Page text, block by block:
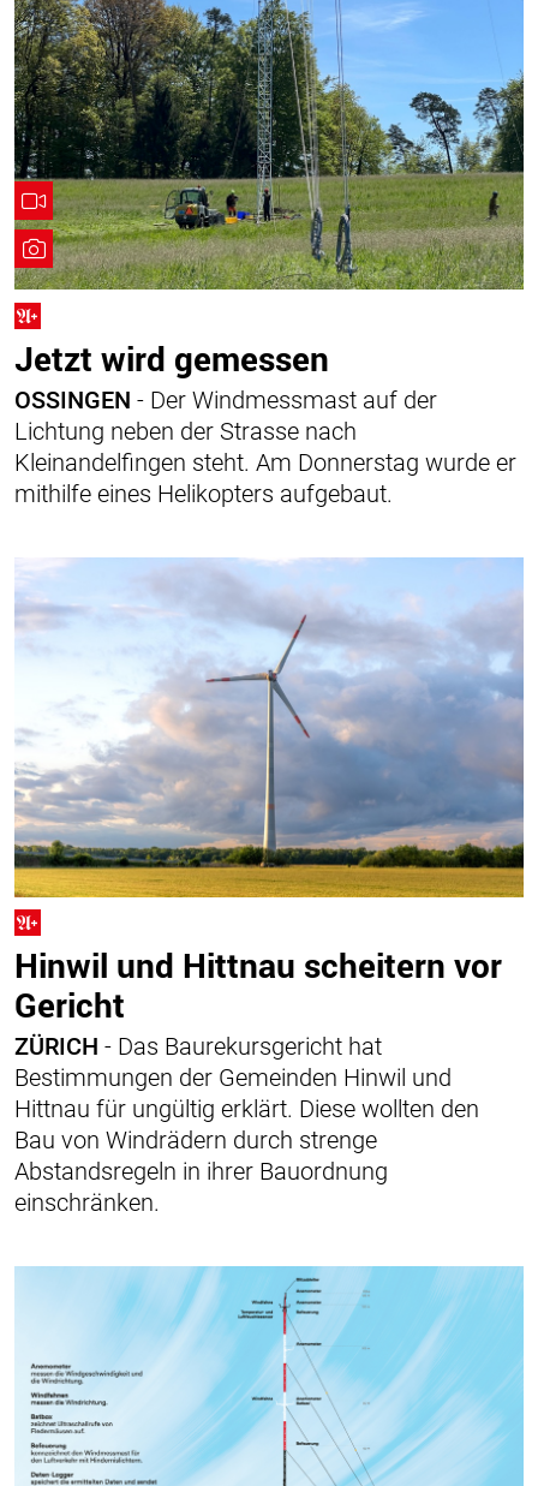
Jetzt wird gemessen
OSSINGEN - Der Windmessmast auf der
Lichtung neben der Strasse nach
Kleinandelfingen steht. Am Donnerstag wurde er
mithilfe eines Helikopters aufgebaut.
Hinwil und Hittnau scheitern vor
Gericht
ZÜRICH - Das Baurekursgericht hat
Bestimmungen der Gemeinden Hinwil und
Hittnau für ungültig erklärt. Diese wollten den
Bau von Windrädern durch strenge
Abstandsregeln in ihrer Bauordnung
einschränken.